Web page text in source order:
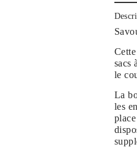
sacs
le
La
les